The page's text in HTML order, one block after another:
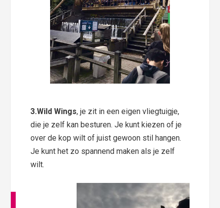
3.Wild Wings, je zit in een eigen vliegtuigje,
die je zelf kan besturen. Je kunt kiezen of je
over de kop wilt of juist gewoon stil hangen.
Je kunt het zo spannend maken als je zelf
wilt.